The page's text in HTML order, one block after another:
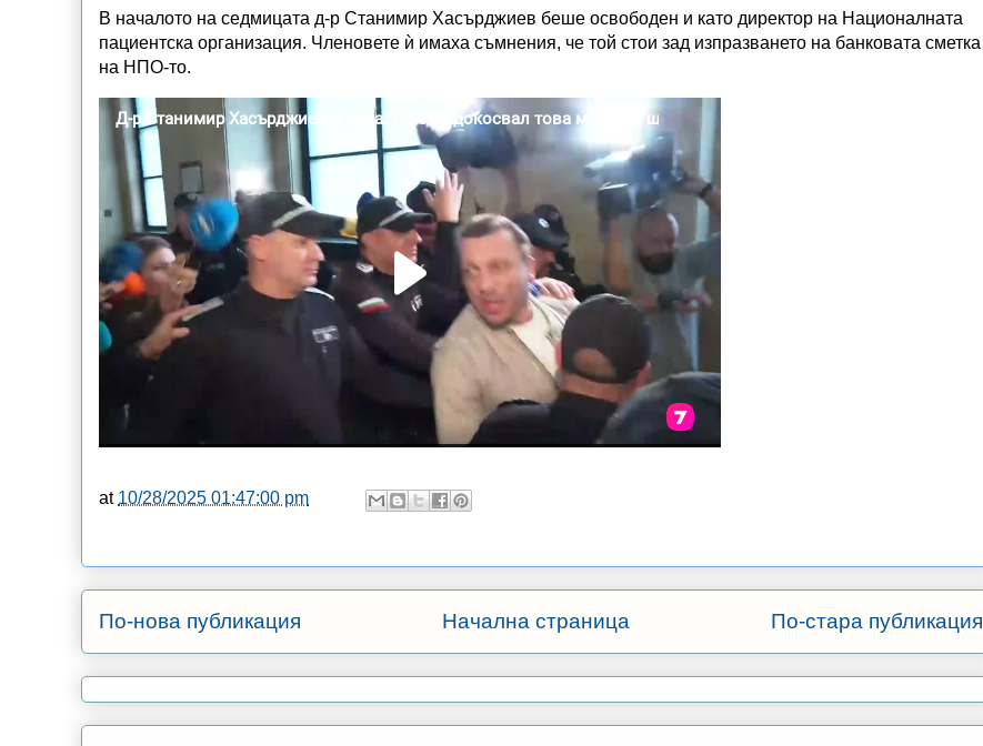
В началото на седмицата д-р Станимир Хасърджиев беше освободен и като директор на Националната
пациентска организация. Членовете ѝ имаха съмнения, че той стои зад изпразването на банковата сметка
на НПО-то.
at 10/28/2025 01:47:00 pm
По-нова публикация По-стара публикация
Начална страница